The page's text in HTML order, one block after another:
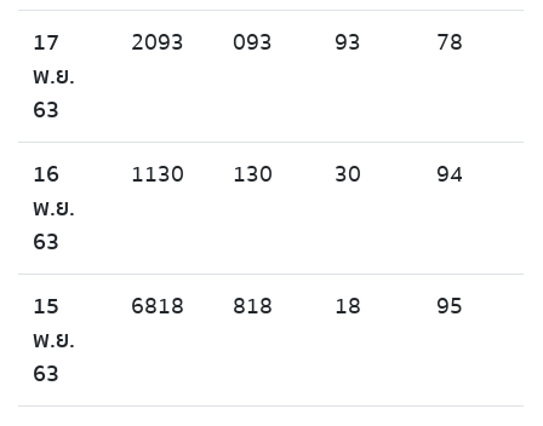
17
พ.ย.
63
2093 093 93 78
16
พ.ย.
63
1130 130 30 94
15
พ.ย.
63
6818 818 18 95